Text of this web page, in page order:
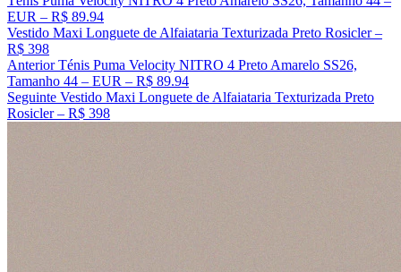
EUR – R$ 89.94
Vestido Maxi Longuete de Alfaiataria Texturizada Preto Rosicler –
R$ 398
Anterior Ténis Puma Velocity NITRO 4 Preto Amarelo SS26,
Tamanho 44 – EUR – R$ 89.94
Seguinte Vestido Maxi Longuete de Alfaiataria Texturizada Preto
Rosicler – R$ 398